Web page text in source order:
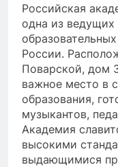
Российская
одна из
России.
Поварской, дом
важное место в
образования,
музыкантов,
Академия
высокими
выдающимися